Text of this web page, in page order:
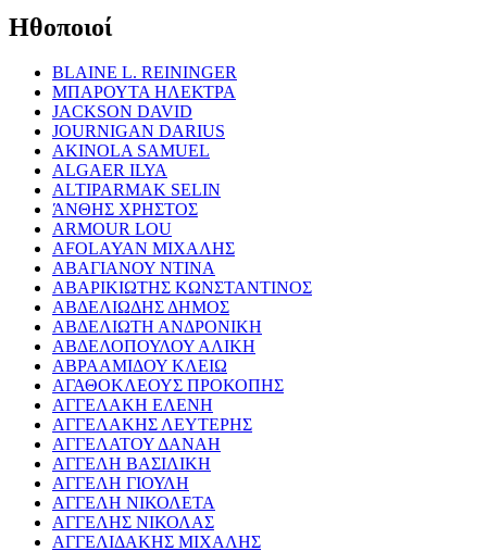
Ηθοποιοί
BLAINE L. REININGER
ΜΠΑΡΟΥΤΑ ΗΛΕΚΤΡΑ
JACKSON DAVID
JOURNIGAN DARIUS
AKINOLA SAMUEL
ALGAER ILYA
ALTIPARMAK SELIN
ΆΝΘΗΣ ΧΡΗΣΤΟΣ
ARMOUR LOU
AFOLAYAN ΜΙΧΑΛΗΣ
ΑΒΑΓΙΑΝΟΥ ΝΤΙΝΑ
ΑΒΑΡΙΚΙΩΤΗΣ ΚΩΝΣΤΑΝΤΙΝΟΣ
ΑΒΔΕΛΙΩΔΗΣ ΔΗΜΟΣ
ΑΒΔΕΛΙΩΤΗ ΑΝΔΡΟΝΙΚΗ
ΑΒΔΕΛΟΠΟΥΛΟΥ ΑΛΙΚΗ
ΑΒΡΑΑΜΙΔΟΥ ΚΛΕΙΩ
ΑΓΑΘΟΚΛΕΟΥΣ ΠΡΟΚΟΠΗΣ
ΑΓΓΕΛΑΚΗ ΕΛΕΝΗ
ΑΓΓΕΛΑΚΗΣ ΛΕΥΤΕΡΗΣ
ΑΓΓΕΛΑΤΟΥ ΔΑΝΑΗ
ΑΓΓΕΛΗ ΒΑΣΙΛΙΚΗ
ΑΓΓΕΛΗ ΓΙΟΥΛΗ
ΑΓΓΕΛΗ ΝΙΚΟΛΕΤΑ
ΑΓΓΕΛΗΣ ΝΙΚΟΛΑΣ
ΑΓΓΕΛΙΔΑΚΗΣ ΜΙΧΑΛΗΣ